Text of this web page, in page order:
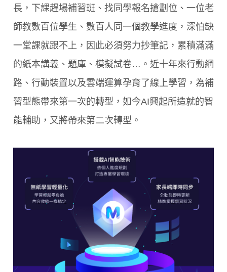
長，下課趕場補習班、找同學報名搶劃位、一位老
師教數百位學生、數百人同一個教學進度，深怕缺
一堂課就跟不上，因此必須努力抄筆記，累積滿滿
的紙本講義、題庫、模擬試卷…。近十年來行動網
路、行動裝置以及雲端運算孕育了線上學習，為補
習型態帶來第一次的轉型，如今AI興起所造就的智
能輔助，又將帶來第二次轉型。